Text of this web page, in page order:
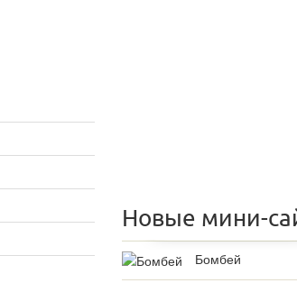
Новые мини-
Бомбей